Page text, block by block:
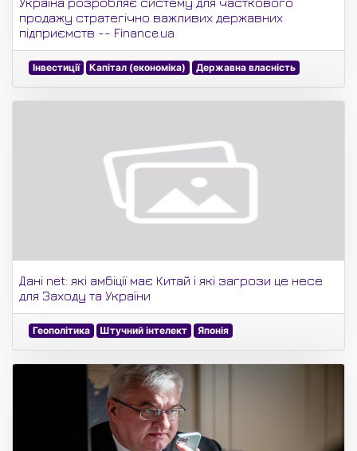
продажу стратегічно важливих державних
підприємств -- Finance.ua
Інвестиції Капітал (економіка) Державна власність
Дані net: які амбіції має Китай і які загрози це несе
для Заходу та України
Геополітика Штучний інтелект Японія